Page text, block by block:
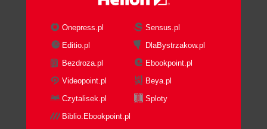
Onepress.pl
Sensus.pl
Editio.pl
DlaBystrzakow.pl
Bezdroza.pl
Ebookpoint.pl
Videopoint.pl
Beya.pl
Czytalisek.pl
Sploty
Biblio.Ebookpoint.pl